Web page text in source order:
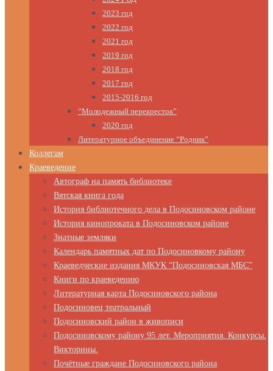
2023 год
2022 год
2021 год
2019 год
2018 год
2017 год
2015-2016 год
“Молодежный перекресток”
2020 год
Литературное объединение “Родник”
Коллегам
Краеведение
Автограф на память библиотеке
Вятская книга года
История библиотечного дела в Подосиновском районе
История кинопроката в Подосиновском районе
Знатные земляки
Календарь памятных дат по Подосиновкому району
Краеведческие издания МКУК “Подосиновская МБС”
Книги по краеведению
Литературная карта Подосиновского района
Подосиновец театральный
Подосиновский район в живописи
Подосиновскому району 95 лет. Мероприятия. Конкурсы.
Викторины.
Почётные граждане Подосиновского района